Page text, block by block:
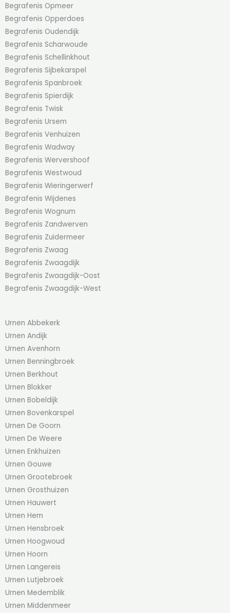
Begrafenis Opmeer
Begrafenis Opperdoes
Begrafenis Oudendijk
Begrafenis Scharwoude
Begrafenis Schellinkhout
Begrafenis Sijbekarspel
Begrafenis Spanbroek
Begrafenis Spierdijk
Begrafenis Twisk
Begrafenis Ursem
Begrafenis Venhuizen
Begrafenis Wadway
Begrafenis Wervershoof
Begrafenis Westwoud
Begrafenis Wieringerwerf
Begrafenis Wijdenes
Begrafenis Wognum
Begrafenis Zandwerven
Begrafenis Zuidermeer
Begrafenis Zwaag
Begrafenis Zwaagdijk
Begrafenis Zwaagdijk-Oost
Begrafenis Zwaagdijk-West
Urnen Abbekerk
Urnen Andijk
Urnen Avenhorn
Urnen Benningbroek
Urnen Berkhout
Urnen Blokker
Urnen Bobeldijk
Urnen Bovenkarspel
Urnen De Goorn
Urnen De Weere
Urnen Enkhuizen
Urnen Gouwe
Urnen Grootebroek
Urnen Grosthuizen
Urnen Hauwert
Urnen Hem
Urnen Hensbroek
Urnen Hoogwoud
Urnen Hoorn
Urnen Langereis
Urnen Lutjebroek
Urnen Medemblik
Urnen Middenmeer